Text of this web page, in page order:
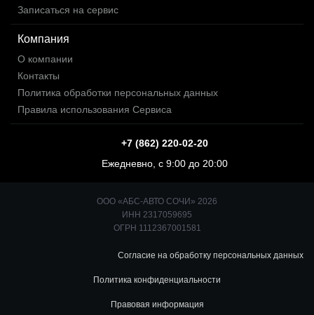
Записаться на сервис
Компания
О компании
Контакты
Политика обработки персональных данных
Правила использования Сервиса
+7 (862) 220-02-20
Ежедневно, с 9:00 до 20:00
ООО «АБС-АВТО СОЧИ» 2026
ИНН 2317059695
ОГРН 1112367001581
Согласие на обработку персональных данных
Политика конфиденциальности
Правовая информация